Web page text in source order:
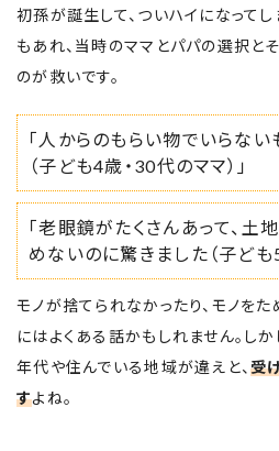
初孫が誕生して、ついハイになってし
もあれ、当時のママとパパの選択と
のが救いです。
「人からのもらい物でいらない
（子ども4歳・30代のママ）」
「老眼鏡がたくさんあって、土
めないのに驚きました（子ども
モノが捨てられなかったり、モノを
にはよくある話かもしれません。しか
年代や住んでいる地域が違えと、受
すよね。